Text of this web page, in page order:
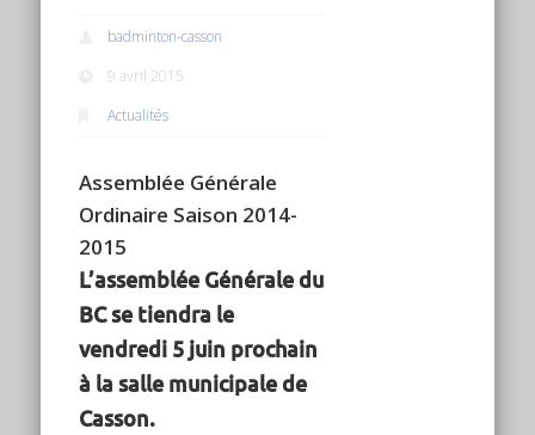
badminton-casson
9 avril 2015
Actualités
Assemblée Générale
Ordinaire Saison 2014-
2015
L’assemblée Générale du
BC se tiendra le
vendredi 5 juin prochain
à la salle municipale de
Casson.